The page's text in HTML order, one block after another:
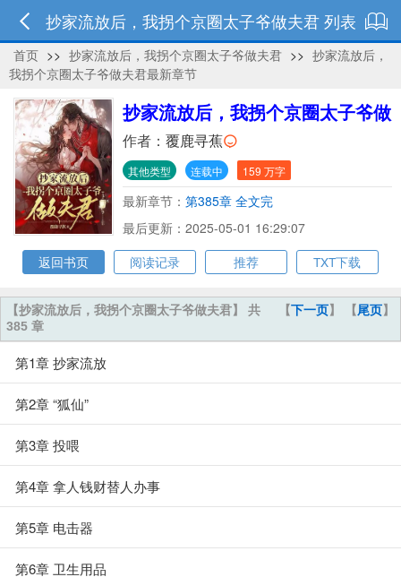
抄家流放后，我拐个京圈太子爷做夫君 列表
首页 >> 抄家流放后，我拐个京圈太子爷做夫君 >> 抄家流放后，
我拐个京圈太子爷做夫君最新章节
抄家流放后，我拐个京圈太子爷做
夫君
作者： 覆鹿寻蕉
其他类型 连载中 159 万字
最新章节： 第385章 全文完
最后更新：2025-05-01 16:29:07
返回书页
阅读记录 推荐 TXT下载
【下一页】 【尾页】
【抄家流放后，我拐个京圈太子爷做夫君】 共
385 章
第1章 抄家流放
第2章 “狐仙”
第3章 投喂
第4章 拿人钱财替人办事
第5章 电击器
第6章 卫生用品